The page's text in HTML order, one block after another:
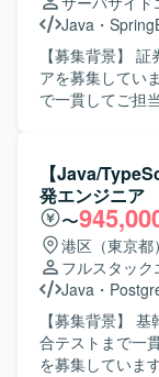
PostgreSQLを使
Java ・
【募集背景】
アを募集しています。 【作業内容】 基本設計
で一貫してご担
人物像】 基本
求めています。 【ポジションの魅力】 証券系システムの開
発プロジェクトに参画できま
ドはJava（
TypeScript（
GitLab、コミュ
【Java/
発エンジニア
〜
港区（東京都）
フルスタック
Java ・
【募集背景】
合テストまで一
を募集しています。 【作業内容】 建設会社向け基